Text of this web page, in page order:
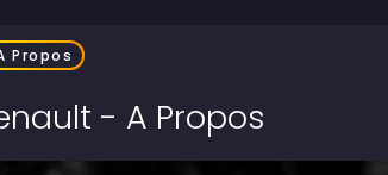
Propos
- A Propos